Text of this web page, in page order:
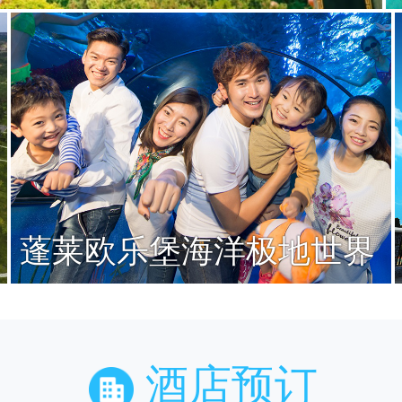
蓬莱欧乐堡海洋极地世界
酒店预订